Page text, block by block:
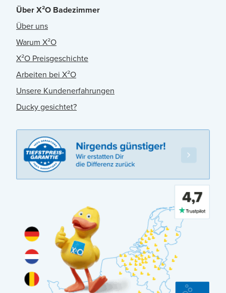
Über X²O Badezimmer
Über uns
Warum X²O
X²O Preisgeschichte
Arbeiten bei X²O
Unsere Kundenerfahrungen
Ducky gesichtet?